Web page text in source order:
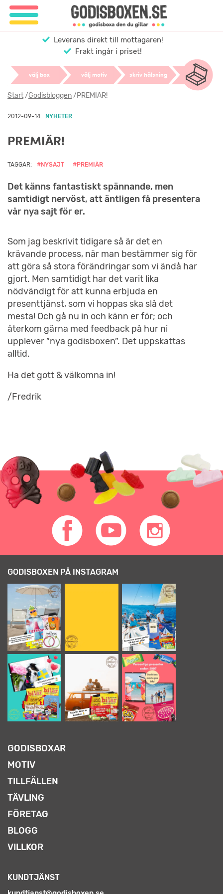
Leverans direkt till mottagaren!
Frakt ingår i priset!
välj box välj motiv skriv hälsning
Start/Godisbloggen/PREMIÄR!
2012-09-14 NYHETER
PREMIÄR!
TAGGAR: #NYSAJT #PREMIÄR
Det känns fantastiskt spännande, men
samtidigt nervöst, att äntligen få presentera
vår nya sajt för er.
Som jag beskrivit tidigare så är det en
krävande process, när man bestämmer sig för
att göra så stora förändringar som vi ändå har
gjort. Men samtidigt har det varit lika
nödvändigt för att kunna erbjuda en
presenttjänst, som vi hoppas ska slå det
mesta! Och gå nu in och känn er för; och
återkom gärna med feedback på hur ni
upplever ”nya godisboxen”. Det uppskattas
alltid.
Ha det gott & välkomna in!
/Fredrik
GODISBOXEN PÅ INSTAGRAM
GODISBOXAR
MOTIV
TILLFÄLLEN
TÄVLING
FÖRETAG
BLOGG
VILLKOR
KUNDTJÄNST